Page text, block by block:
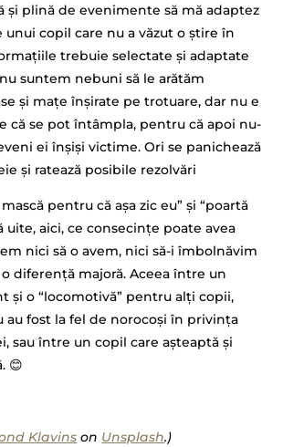
și plină de evenimente să mă adaptez
unui copil care nu a văzut o știre în
trebuie selectate și adaptate
suntem nebuni să le arătăm
și mațe înșirate pe trotuare, dar nu e
că se pot întâmpla, pentru că apoi nu-
ei înșiși victime. Ori se panichează
și ratează posibile rezolvări
pentru că așa zic eu” și “poartă
uite, aici, ce consecințe poate avea
nici să o avem, nici să-i îmbolnăvim
diferență majoră. Aceea între un
și o “locomotivă” pentru alți copii,
au fost la fel de norocoși în privința
sau între un copil care așteaptă și
😊
Klavins on Unsplash.)